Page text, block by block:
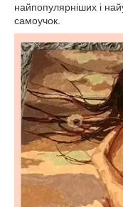
найпопулярніших і
самоучок.